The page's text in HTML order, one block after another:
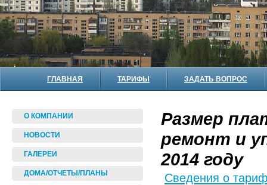
ГЛАВНАЯ ТАРИФЫ ЗАДАТЬ ВОПРОС
О КОМПАНИИ
НОВОСТИ
ГАЛЕРЕИ
ДОМА/ОТЧЕТЫ/ПЛАНЫ
Размер
ремонт и
2014 году
Сведения о